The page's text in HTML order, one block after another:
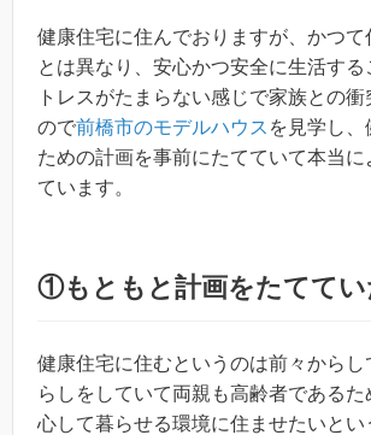
健康住宅に住んでおりますが、かつ
とは異なり、安心かつ安全に生活する
トレスがたまらない感じで家族との
ので前橋市のモデルハウス を見学し
ための計画を事前にたてていて本当に
ています。
①もともと計画をたててい
健康住宅に住むというのは前々からし
らしをしていて両親も高齢者である
心して暮らせる環境に住ませたいとい